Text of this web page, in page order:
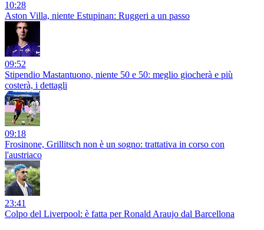
10:28
Aston Villa, niente Estupinan: Ruggeri a un passo
09:52
Stipendio Mastantuono, niente 50 e 50: meglio giocherà e più
costerà, i dettagli
09:18
Frosinone, Grillitsch non è un sogno: trattativa in corso con
l'austriaco
23:41
Colpo del Liverpool: è fatta per Ronald Araujo dal Barcellona